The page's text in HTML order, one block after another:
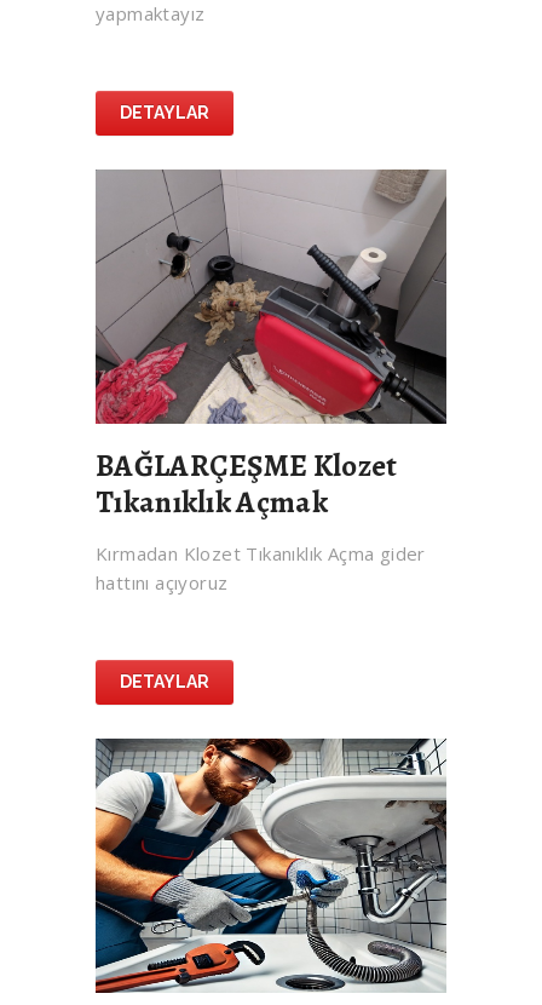
yapmaktayız
DETAYLAR
BAĞLARÇEŞME Klozet
Tıkanıklık Açmak
Kırmadan Klozet Tıkanıklık Açma gider
hattını açıyoruz
DETAYLAR